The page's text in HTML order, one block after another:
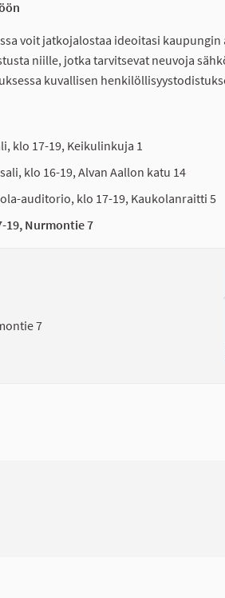
voit jatkojalostaa ideoitasi
niille, jotka tarvitsevat neuvoja
kuvallisen
klo 17-19, Keikulinkuja 1
klo 16-19, Alvan Aallon katu 14
auditorio, klo 17-19, Kaukolanraitti 5
19, Nurmontie 7
7